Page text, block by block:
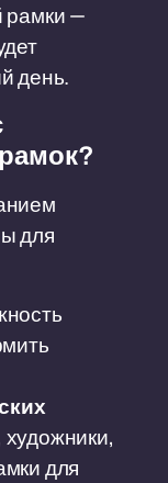
рамки —
день.
для
для